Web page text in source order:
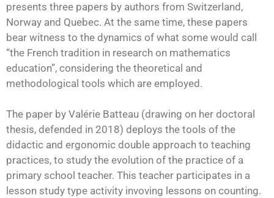
presents three papers by authors from Switzerland,
Norway and Quebec. At the same time, these papers
bear witness to the dynamics of what some would call
“the French tradition in research on mathematics
education”, considering the theoretical and
methodological tools which are employed.
The paper by Valérie Batteau (drawing on her doctoral
thesis, defended in 2018) deploys the tools of the
didactic and ergonomic double approach to teaching
practices, to study the evolution of the practice of a
primary school teacher. This teacher participates in a
lesson study type activity invoving lessons on counting.